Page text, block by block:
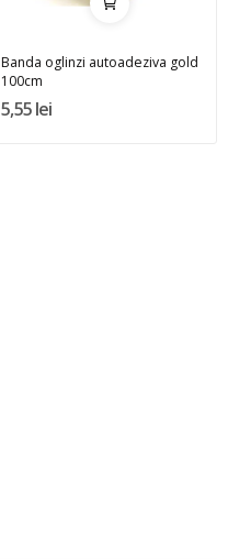
Banda oglinzi autoadeziva gold
100cm
5,55 lei